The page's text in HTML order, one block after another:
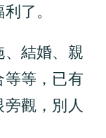
了。
、結婚、親
等等，已有
觀，別人